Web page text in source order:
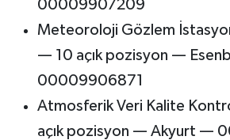
00009907209
Meteoroloji Gözlem
— 10 açık pozisyon —
00009906871
Atmosferik Veri Kalite
açık pozisyon — Akyurt —